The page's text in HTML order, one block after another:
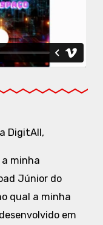
DigitAll,
a minha
Júnior do
qual a minha
em